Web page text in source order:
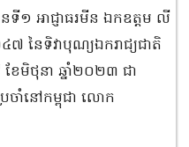
ទី១ អាជ្ញាធរមីន ឯកឧត្តម លី
៧ នៃទិវាបុណ្យឯករាជ្យជាតិ
ែមិថុនា ឆ្នាំ២០២៣ ជា
ចាំនៅកម្ពុជា លោក